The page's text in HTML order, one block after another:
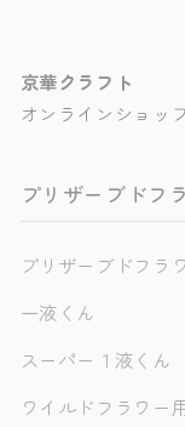
京華クラフト
オンラインショッ
プリザーブドフ
プリザーブドフラ
一液くん
スーパー１液くん
ワイルドフラワー